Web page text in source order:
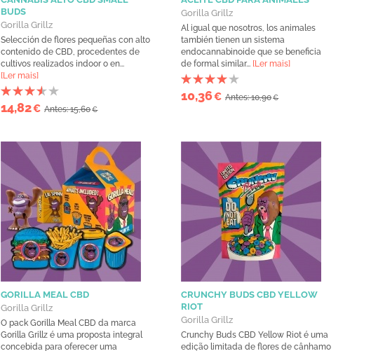
BUDS
Gorilla Grillz
Selección de flores pequeñas con alto
contenido de CBD, procedentes de
cultivos realizados indoor o en...
[Ler mais]
14,82€ Antes: 15,60€
Gorilla Grillz
Al igual que nosotros, los animales
también tienen un sistema
endocannabinoide que se beneficia
de formal similar... [Ler mais]
10,36€ Antes: 10,90€
GORILLA MEAL CBD
Gorilla Grillz
O pack Gorilla Meal CBD da marca
Gorilla Grillz é uma proposta integral
concebida para oferecer uma
CRUNCHY BUDS CBD YELLOW
RIOT
Gorilla Grillz
Crunchy Buds CBD Yellow Riot é uma
edição limitada de flores de cânhamo